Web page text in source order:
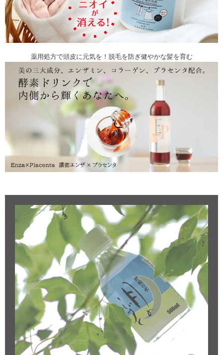
薬用処方で頭皮に元気を！脱毛を防ぎ健やかな髪を育む